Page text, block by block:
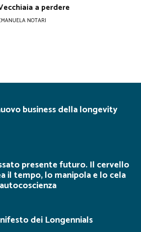
a perdere
NOTARI
business della longevity
presente futuro. Il cervello
il tempo, lo manipola e lo cela
dei Longennials